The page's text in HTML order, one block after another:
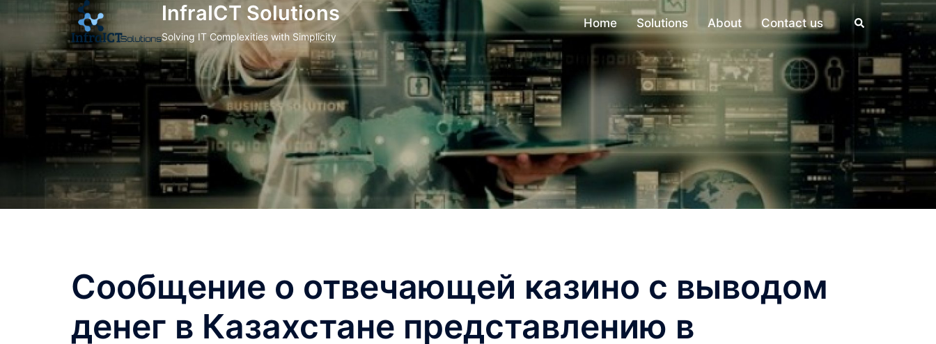
InfraICT Solutions
Solving IT Complexities with Simplicity
Home Solutions About Contact us Search
Сообщение о отвечающей казино с выводом
денег в Казахстане представлению в